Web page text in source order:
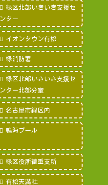
緑区北部いきいき支援セ
ンター
イオンタウン有松
緑消防署
緑区北部いきいき支援セ
ンター北部分室
名古屋市緑区内
鳴海プール
緑区役所徳重支所
有松天満社